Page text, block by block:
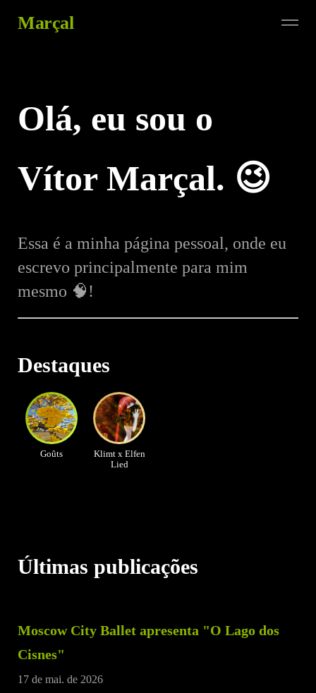
Marçal
Olá, eu sou o
Vítor Marçal. 😉
Essa é a minha página pessoal, onde eu
escrevo principalmente para mim
mesmo 🧠!
Destaques
Goûts
Klimt x Elfen
Lied
Últimas publicações
Moscow City Ballet apresenta "O Lago dos
Cisnes"
17 de mai. de 2026